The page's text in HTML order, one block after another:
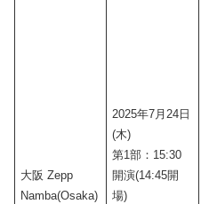
大阪 Zepp
Namba(Osaka)
2025年7月24日
(木)
第1部：15:30
開演(14:45開
場)